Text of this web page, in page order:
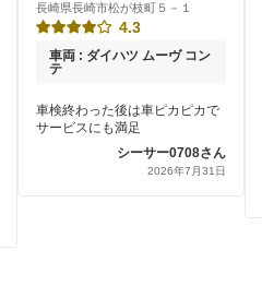
長崎県長崎市松が枝町５－１
4.3
車両 : ダイハツ ムーヴ コン
テ
車検終わった後は車ピカピカで
サービスにも満足
シーサー0708さん
2026年7月31日